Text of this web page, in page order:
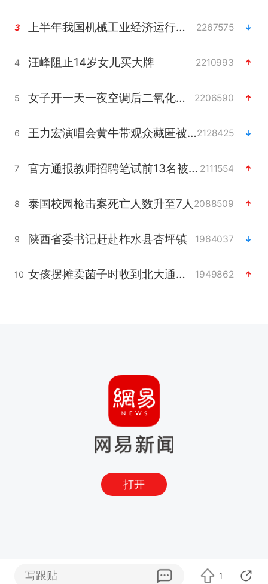
3 上半年我国机械工业经济运行稳中有进 2267575
4 汪峰阻止14岁女儿买大牌 2210993
5 女子开一天一夜空调后二氧化碳中毒 2206590
6 王力宏演唱会黄牛带观众藏匿被查获2128425
7 官方通报教师招聘笔试前13名被淘汰 2111554
8 泰国校园枪击案死亡人数升至7人 2088509
9 陕西省委书记赶赴柞水县杏坪镇 1964037
10 女孩摆摊卖菌子时收到北大通知书 1949862
打开
写跟贴 1